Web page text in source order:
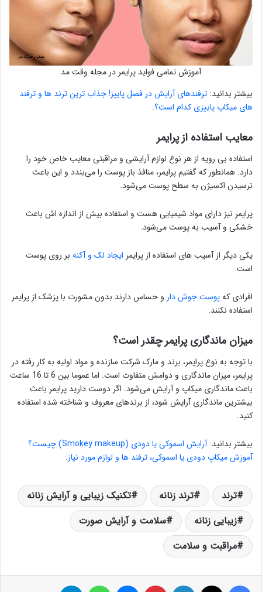
آموزش تمامی فواید پرایمر در مجله وقت مد
بیشتر بدانید: ترفندهای آرایش در فصل پاییز! جذاب ترین ترند ها و ترفند
های میکاپ پاییزی کدام است؟.
معایب استفاده از پرایمر
استفاده بی رویه از هر نوع لوازم آرایشی و مراقبتی معایب خاص خود را
دارد. همانطور که گفتیم پرایمر، منافذ باز پوست را می‌بندد و این باعث
نرسیدن اکسیژن به سطح پوست می‌شود.
پرایمر نیز دارای مواد شیمیایی هست و استفاده بیش از اندازه اش باعث
خشکی و آسیب به پوست می‌شود.
یکی دیگر از آسیب های استفاده از پرایمر ایجاد لک و آکنه بر روی پوست
است.
افرادی کهپوست جوش دار و حساس دارند بدون مشورت با پزشک از پرایمر
استفاده نکنند.
میزان ماندگاری پرایمر چقدر است؟
با توجه به نوع پرایمر، برند و مارک شرکت سازنده و مواد اولیه به کار رفته در
پرایمر، میزان ماندگاری و دوامش متفاوت است. اما عموما بین 6 تا 16 ساعت
باعث ماندگاری میکاپ و آرایش می‌شود. اگر دوست دارید پرایمر باعث
بیشترین ماندگاری آرایش شود، از برندهای معروف و شناخته شده استفاده
کنید.
بیشتر بدانید:
آرایش اسموکی یا دودی (Smokey makeup) چیست؟
آموزش میکاپ دودی یا اسموکی، ترفند ها و لوازم مورد نیاز.
ترند ترند زنانه
تکنیک زیبایی و آرایش زنانه
زیبایی زنانه
سلامت و آرایش صورت
مراقبت و سلامت
فیس بوک لینکدین ‫پین‌ترست پیام رسان